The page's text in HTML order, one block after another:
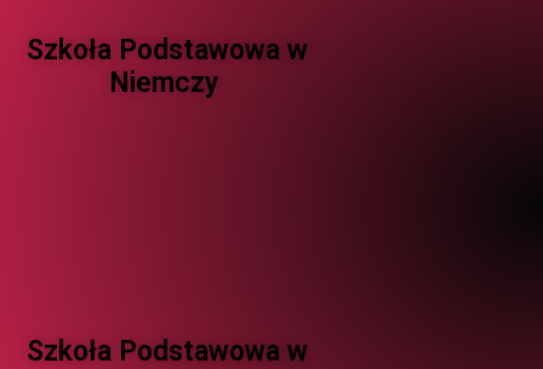
Szkoła Podstawowa w
Niemczy ​
Szkoła Podstawowa w